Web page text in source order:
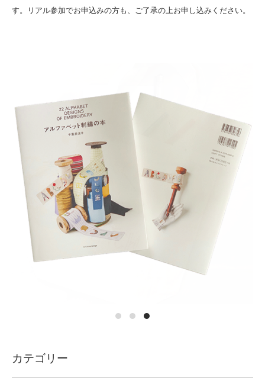
す。リアル参加でお申込みの方も、ご了承の上お申し込みください。
カテゴリー